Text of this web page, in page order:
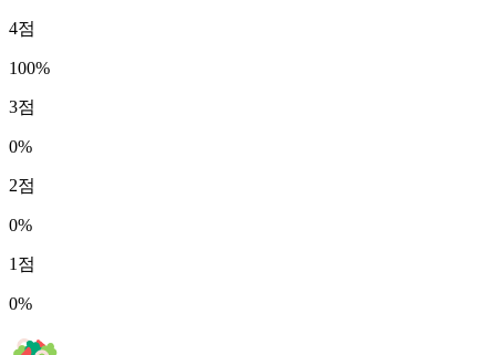
4점
100%
3점
0%
2점
0%
1 점
0%